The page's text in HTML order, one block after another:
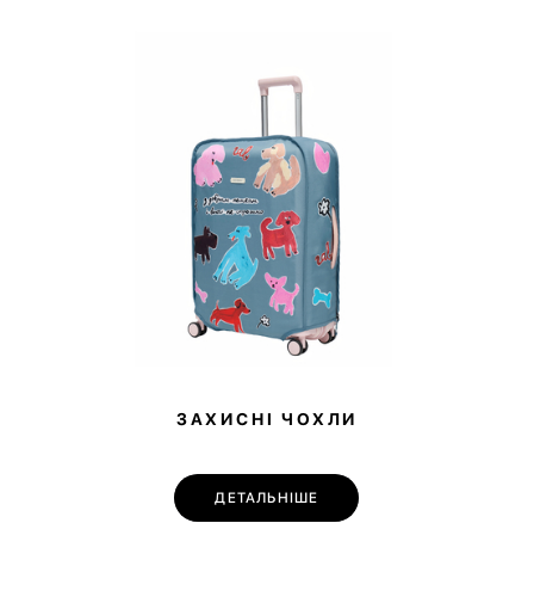
кишенею на блискавці та двома кишенями на резинці на
Лінійка Paw Story має благодійну складову — купуючи товари, ви
долучаєтесь до доброї справи. 10% від продажів ми передамо на
потреби притулку в Гостомелі.
ЗАХИСНІ ЧОХЛИ
ДЕТАЛЬНІШЕ